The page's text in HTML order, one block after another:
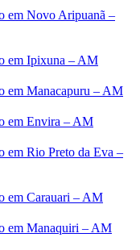
em Novo Aripuanã –
em Ipixuna – AM
em Manacapuru – AM
em Envira – AM
em Rio Preto da Eva –
em Carauari – AM
em Manaquiri – AM